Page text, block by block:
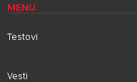
MENU
Testovi
Vesti